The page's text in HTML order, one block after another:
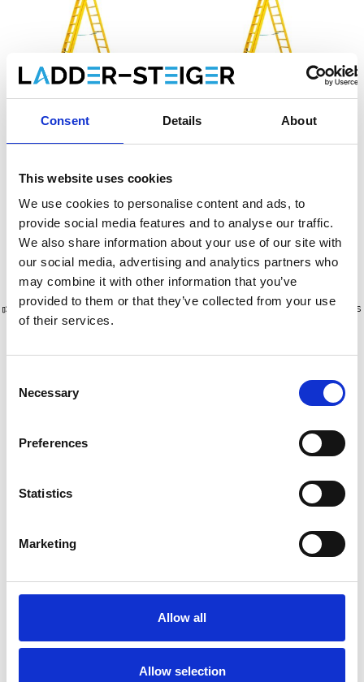
Consent Details About
This website uses cookies
We use cookies to personalise content and ads, to
provide social media features and to analyse our traffic.
We also share information about your use of our site with
our social media, advertising and analytics partners who
may combine it with other information that you’ve
provided to them or that they’ve collected from your use
of their services.
Selection
Necessary
Preferences
Statistics
Marketing
Allow all
Allow selection
Staltor échelle isolante en
stabilisateur
€1.351,00 €1.411,00 HT
Afficher le produit
€985,00 HT
Afficher le produit
Plus de 10 000 clients satisfaits
Livraison gratuite aux Pays-Bas
SumoStance échelle à
corde 2x14 échelons
Little Giant Hyperlite
SumoStance échelle à
€1.059,00